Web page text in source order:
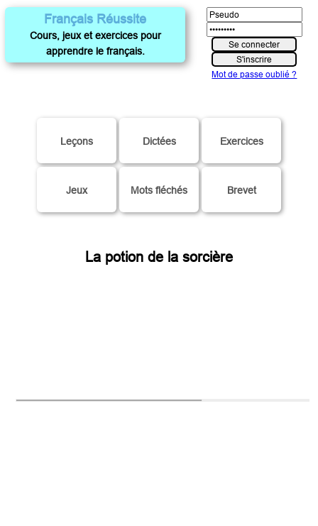
Français Réussite
Cours, jeux et exercices pour
apprendre le français.
Mot de passe oublié ?
Leçons Dictées Exercices
Jeux Mots fléchés Brevet
La potion de la sorcière